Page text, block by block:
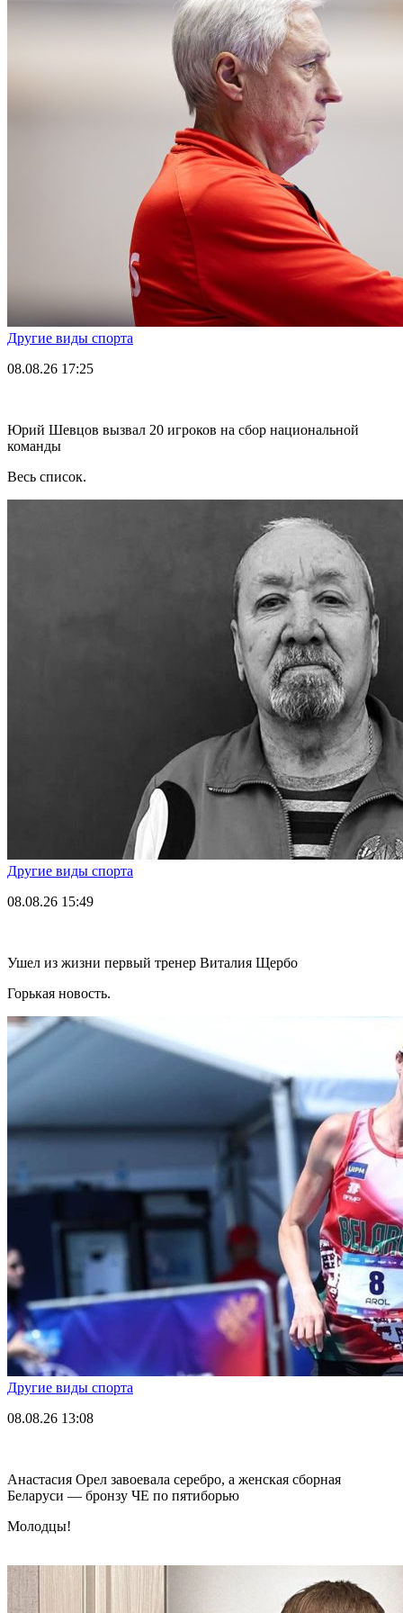
Другие виды спорта
08.08.26 17:25
Юрий Шевцов вызвал 20 игроков на сбор национальной
команды
Весь список.
Другие виды спорта
08.08.26 15:49
Ушел из жизни первый тренер Виталия Щербо
Горькая новость.
Другие виды спорта
08.08.26 13:08
Анастасия Орел завоевала серебро, а женская сборная
Беларуси — бронзу ЧЕ по пятиборью
Молодцы!